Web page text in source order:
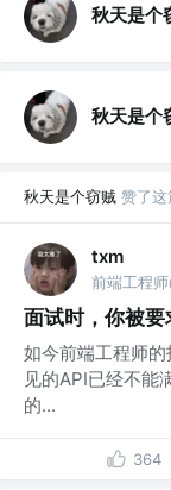
秋天是个
秋天是个
秋天是个窃贼 赞了这
txm
前端工程师
面试时，你被要
如今前端工程师
见的API已经不能
的...
364